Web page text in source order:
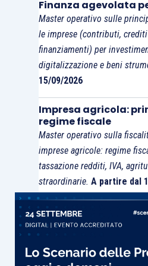
di generare reddito a partire
dotazioni così raccolte,
direttamente connessa
ultime, e, pertanto,
prolungamento diretto
. Di
relativa alle spese inerenti
può essere detraibile”.
La detrazione non può
nemmeno in base al
ed immediato
”, in quanto
fondo di dotazionenon
prezzo di specifiche
dall’università e non
Finanza agevolata
Master operativo sulle
le imprese (contributi, crediti
finanziamenti) per
digitalizzazione e beni
15/09/2026
Impresa agricola:
regime fiscale
Master operativo sulla
imprese agricole: regime
tassazione redditi, IVA,
straordinarie. A partire dal